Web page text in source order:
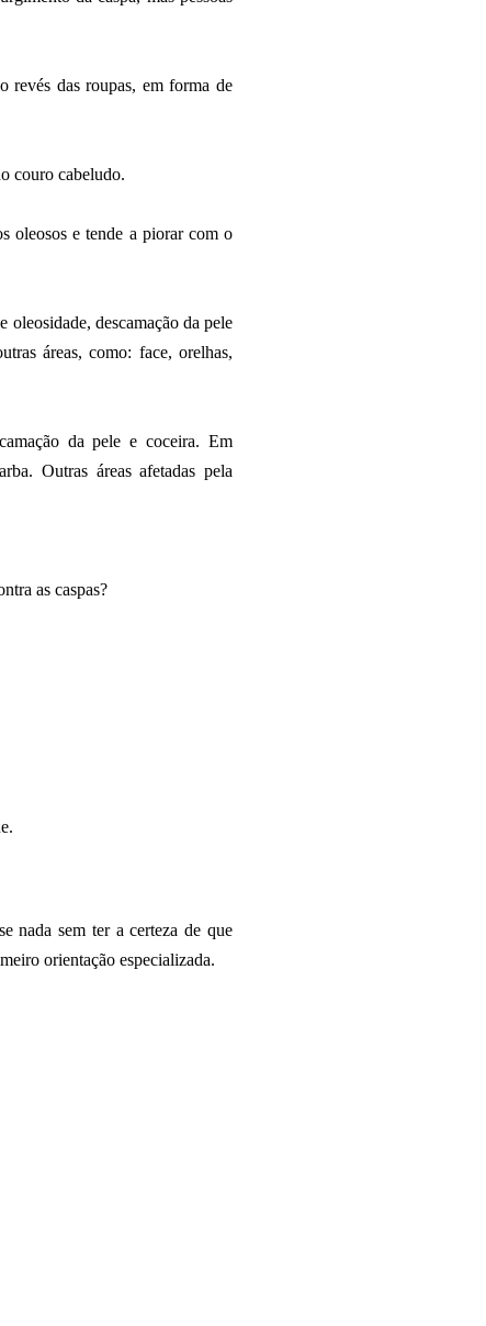
revés das roupas, em forma de
couro cabeludo.
oleosos e tende a piorar com o
oleosidade, descamação da pele
áreas, como: face, orelhas,
da pele e coceira. Em
Outras áreas afetadas pela
as caspas?
nada sem ter a certeza de que
orientação especializada.